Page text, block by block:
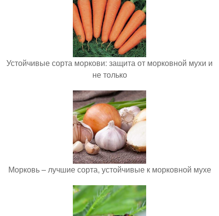
Устойчивые сорта моркови: защита от морковной мухи и
не только
Морковь – лучшие сорта, устойчивые к морковной мухе